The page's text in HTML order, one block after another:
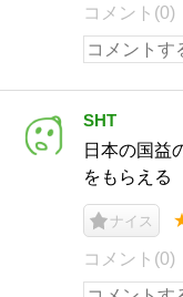
コメント(0)
SHT
日本の国益
をもらえる
ナイス
コメント(0)